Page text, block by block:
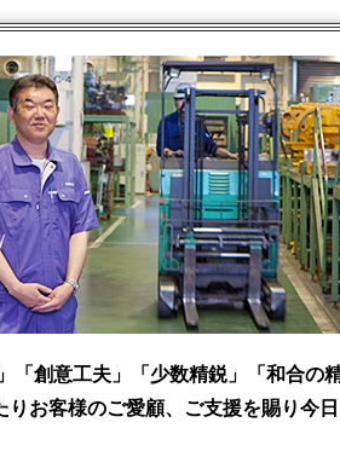
「創意工夫」「少数精鋭」「和合の
りお客様のご愛顧、ご支援を賜り今日